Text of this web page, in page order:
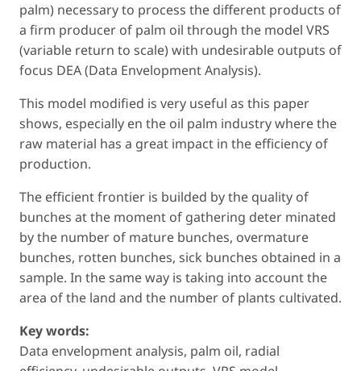
palm) necessary to process the different products of
a firm producer of palm oil through the model VRS
(variable return to scale) with undesirable outputs of
focus DEA (Data Envelopment Analysis).
This model modified is very useful as this paper
shows, especially en the oil palm industry where the
raw material has a great impact in the efficiency of
production.
The efficient frontier is builded by the quality of
bunches at the moment of gathering deter minated
by the number of mature bunches, overmature
bunches, rotten bunches, sick bunches obtained in a
sample. In the same way is taking into account the
area of the land and the number of plants cultivated.
Key words:
Data envelopment analysis, palm oil, radial